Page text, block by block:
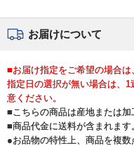
お届けについて
■お届け指定をご希望の場合は
指定日の選択が無い場合は、
意ください。
■こちらの商品は産地または加
■商品代金に送料が含まれます
●お品物の特性上、商品を複